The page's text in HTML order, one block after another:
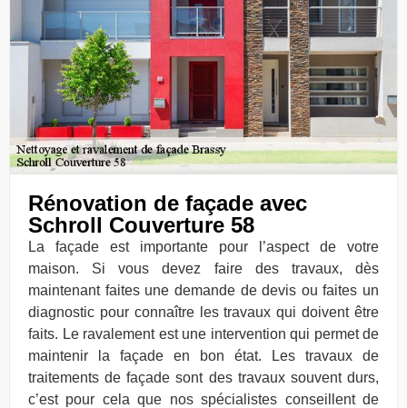
Rénovation de façade avec
Schroll Couverture 58
La façade est importante pour l’aspect de votre
maison. Si vous devez faire des travaux, dès
maintenant faites une demande de devis ou faites un
diagnostic pour connaître les travaux qui doivent être
faits. Le ravalement est une intervention qui permet de
maintenir la façade en bon état. Les travaux de
traitements de façade sont des travaux souvent durs,
c’est pour cela que nos spécialistes conseillent de